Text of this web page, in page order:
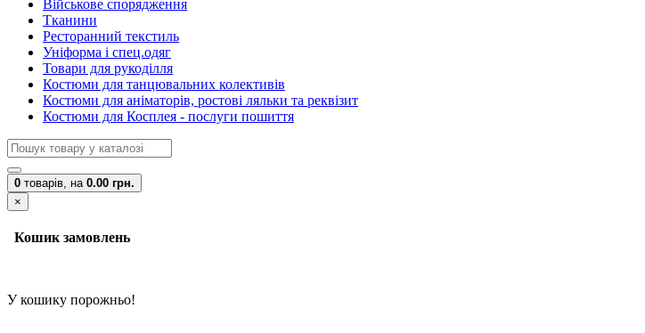
Військове спорядження
Тканини
Ресторанний текстиль
Уніформа і спец.одяг
Товари для рукоділля
Костюми для танцювальних колективів
Костюми для аніматорів, ростові ляльки та реквізит
Костюми для Косплея - послуги пошиття
0 товарів, на 0.00 грн.
×
Кошик замовлень
У кошику порожньо!